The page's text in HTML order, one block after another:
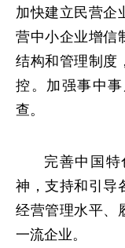
加快建立民营企
营中小企业增信
结构和管理制度
控。加强事中
查。
完善中国
神，支持和引导
经营管理水平、
一流企业。